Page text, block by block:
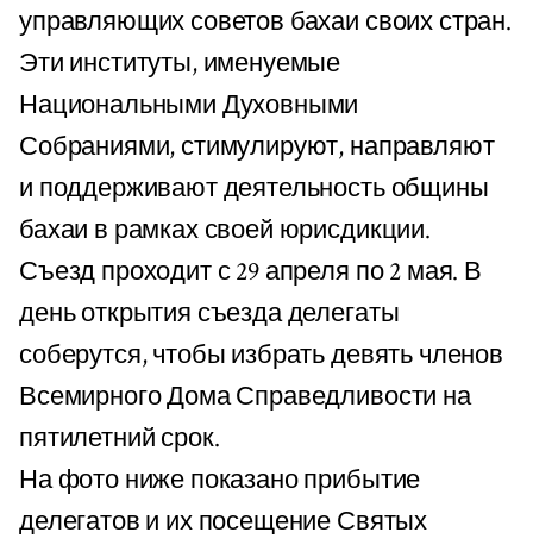
управляющих советов бахаи своих стран.
Эти институты, именуемые
Национальными Духовными
Собраниями, стимулируют, направляют
и поддерживают деятельность общины
бахаи в рамках своей юрисдикции.
Съезд проходит с 29 апреля по 2 мая. В
день открытия съезда делегаты
соберутся, чтобы избрать девять членов
Всемирного Дома Справедливости на
пятилетний срок.
На фото ниже показано прибытие
делегатов и их посещение Святых